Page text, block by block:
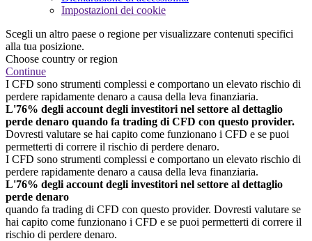
Impostazioni dei cookie
Scegli un altro paese o regione per visualizzare contenuti specifici
alla tua posizione.
Choose country or region
Continue
I CFD sono strumenti complessi e comportano un elevato rischio di
perdere rapidamente denaro a causa della leva finanziaria.
L'76% degli account degli investitori nel settore al dettaglio
perde denaro quando fa trading di CFD con questo provider.
Dovresti valutare se hai capito come funzionano i CFD e se puoi
permetterti di correre il rischio di perdere denaro.
I CFD sono strumenti complessi e comportano un elevato rischio di
perdere rapidamente denaro a causa della leva finanziaria.
L'76% degli account degli investitori nel settore al dettaglio
perde denaro
quando fa trading di CFD con questo provider. Dovresti valutare se
hai capito come funzionano i CFD e se puoi permetterti di correre il
rischio di perdere denaro.